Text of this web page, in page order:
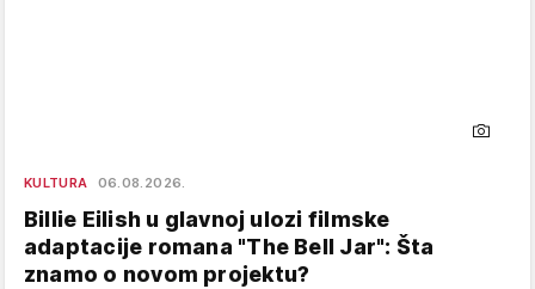
KULTURA 06.08.2026.
Billie Eilish u glavnoj ulozi filmske
adaptacije romana "The Bell Jar": Šta
znamo o novom projektu?